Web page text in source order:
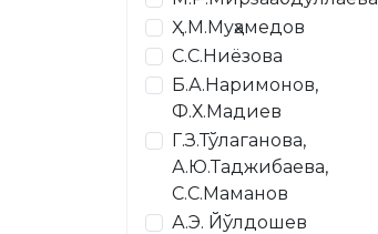
Ҳ.М.Муҳамедов
С.С.Ниёзова
Б.А.Наримонов,
Ф.Х.Мадиев
Г.З.Тўлаганова,
А.Ю.Таджибаева,
С.С.Маманов
А.Э. Йўлдошев